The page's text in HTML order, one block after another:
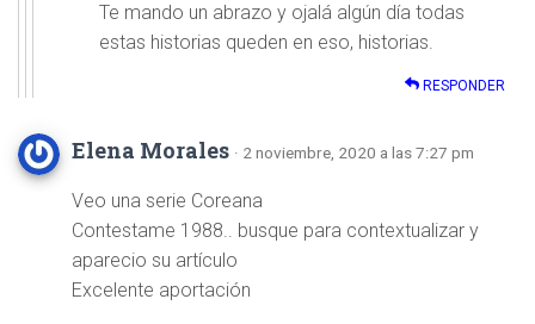
Te mando un abrazo y ojalá algún día todas
estas historias queden en eso, historias.
RESPONDER
Elena Morales · 2 noviembre, 2020 a las 7:27 pm
Veo una serie Coreana
Contestame 1988.. busque para contextualizar y
aparecio su artículo
Excelente aportación